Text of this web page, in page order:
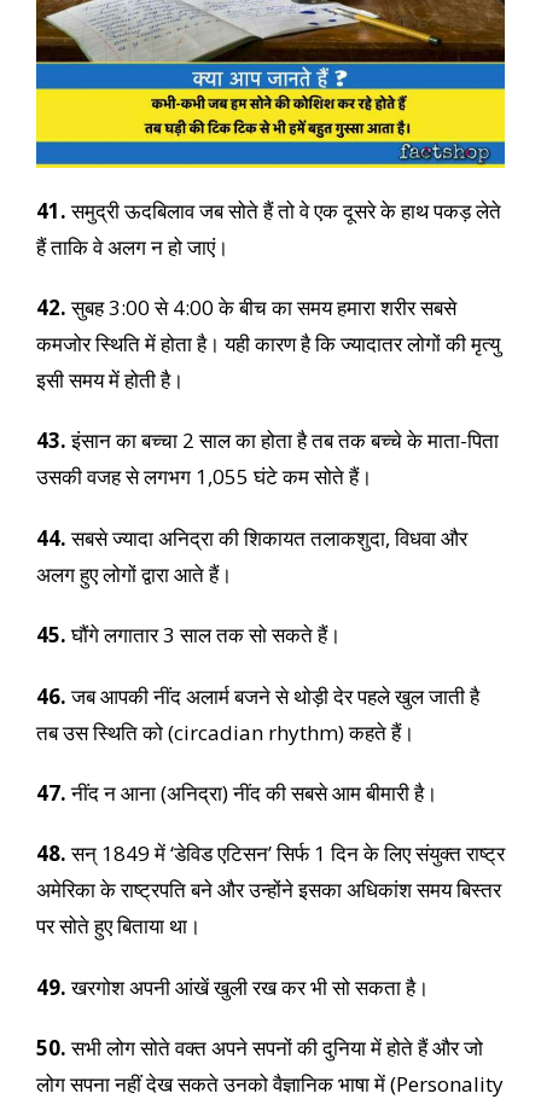
41.समुद्री ऊदबिलाव जब सोते हैं तो वे एक दूसरे के हाथ पकड़ लेते
हैं ताकि वे अलग न हो जाएं।
42.सुबह 3:00 से 4:00 के बीच का समय हमारा शरीर सबसे
कमजोर स्थिति में होता है। यही कारण है कि ज्यादातर लोगों की मृत्यु
इसी समय में होती है।
43.इंसान का बच्चा 2 साल का होता है तब तक बच्चे के माता-पिता
उसकी वजह से लगभग 1,055 घंटे कम सोते हैं।
44.सबसे ज्यादा अनिद्रा की शिकायत तलाकशुदा, विधवा और
अलग हुए लोगों द्वारा आते हैं।
45.घौंगे लगातार 3 साल तक सो सकते हैं।
46.जब आपकी नींद अलार्म बजने से थोड़ी देर पहले खुल जाती है
तब उस स्थिति को (circadian rhythm) कहते हैं।
47.नींद न आना (अनिद्रा) नींद की सबसे आम बीमारी है।
48.सन् 1849 में ‘डेविड एटिसन’ सिर्फ 1 दिन के लिए संयुक्त राष्ट्र
अमेरिका के राष्ट्रपति बने और उन्होंने इसका अधिकांश समय बिस्तर
पर सोते हुए बिताया था।
49.खरगोश अपनी आंखें खुली रख कर भी सो सकता है।
50.सभी लोग सोते वक्त अपने सपनों की दुनिया में होते हैं और जो
लोग सपना नहीं देख सकते उनको वैज्ञानिक भाषा में (Personality